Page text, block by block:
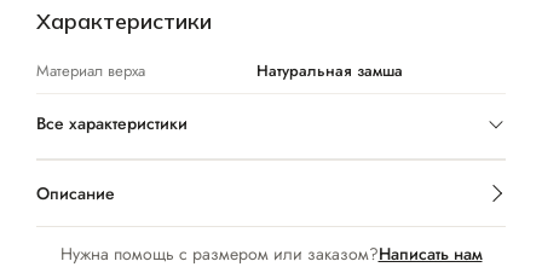
Нужна помощь с размером или заказом?Написать нам
Характеристики
Материал верха Натуральная замша
Все характеристики
Описание